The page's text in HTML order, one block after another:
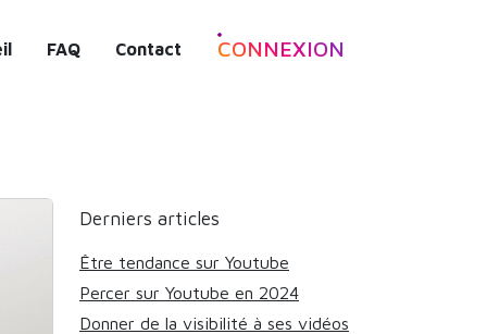
FAQ Contact CONNEXION
Derniers articles
Être tendance sur Youtube
Percer sur Youtube en 2024
Donner de la visibilité à ses vidéos